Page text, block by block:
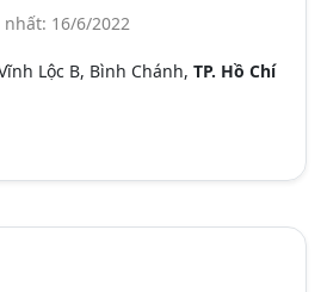
16/6/2022
Lộc B, Bình Chánh, TP. Hồ Chí